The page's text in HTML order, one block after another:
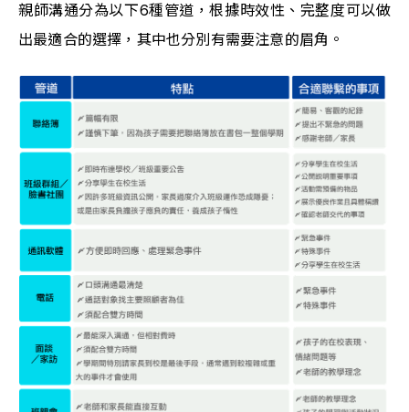
親師溝通分為以下6種管道，根據時效性、完整度可以做
出最適合的選擇，其中也分別有需要注意的眉角。